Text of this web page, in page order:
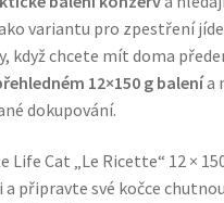
a obojky
Wilderness
variantu pro zpestření
když chcete mít doma
12×150 g balenía
dokupování.
Life Cat „Le Ricette“ 12 ×
připravte své kočce